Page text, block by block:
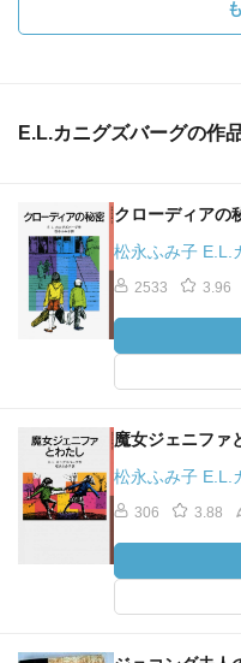
E.L.カニグズバーグの作
クローディアの
松永ふみ子 E.L.
2533 3.96
魔女ジェニファ
松永ふみ子 E.L.
306 3.88